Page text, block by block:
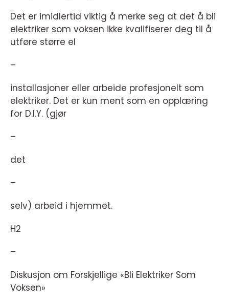
Det er imidlertid viktig å merke seg at det å bli
elektriker som voksen ikke kvalifiserer deg til å
utføre større el
–
installasjoner eller arbeide profesjonelt som
elektriker. Det er kun ment som en opplæring
for D.I.Y. (gjør
–
det
–
selv) arbeid i hjemmet.
H2
–
Diskusjon om Forskjellige «Bli Elektriker Som
Voksen»